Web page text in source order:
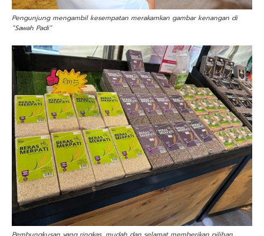
Pengunjung mengambil kesempatan merakamkan gambar kenangan di
“Sawah Padi”